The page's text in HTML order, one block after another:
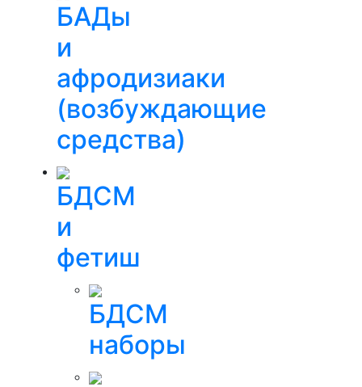
БАДы
и
афродизиаки
(возбуждающие
средства)
БДСМ
и
фетиш
БДСМ
наборы